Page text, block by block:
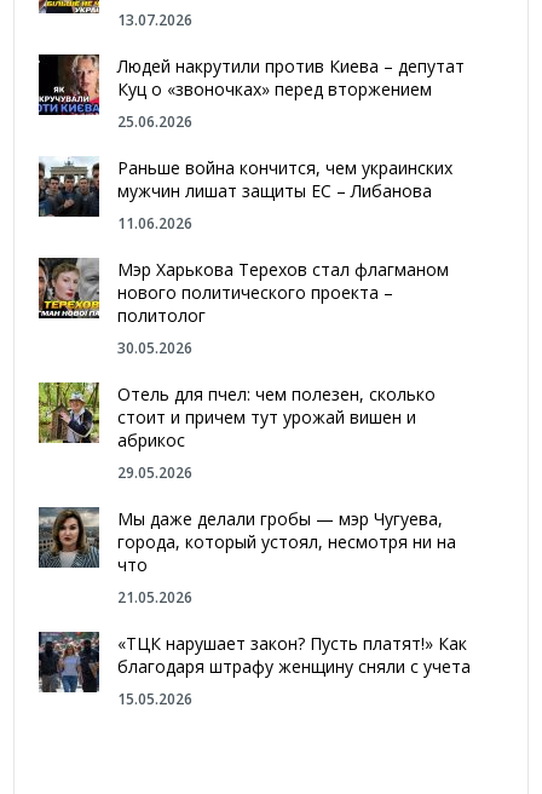
13.07.2026
Людей накрутили против Киева – депутат
Куц о «звоночках» перед вторжением
25.06.2026
Раньше война кончится, чем украинских
мужчин лишат защиты ЕС – Либанова
11.06.2026
Мэр Харькова Терехов стал флагманом
нового политического проекта –
политолог
30.05.2026
Отель для пчел: чем полезен, сколько
стоит и причем тут урожай вишен и
абрикос
29.05.2026
Мы даже делали гробы — мэр Чугуева,
города, который устоял, несмотря ни на
что
21.05.2026
«ТЦК нарушает закон? Пусть платят!» Как
благодаря штрафу женщину сняли с учета
15.05.2026